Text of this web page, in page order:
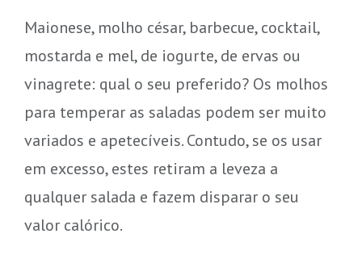
Maionese, molho césar, barbecue, cocktail,
mostarda e mel, de iogurte, de ervas ou
vinagrete: qual o seu preferido? Os molhos
para temperar as saladas podem ser muito
variados e apetecíveis. Contudo, se os usar
em excesso, estes retiram a leveza a
qualquer salada e fazem disparar o seu
valor calórico.